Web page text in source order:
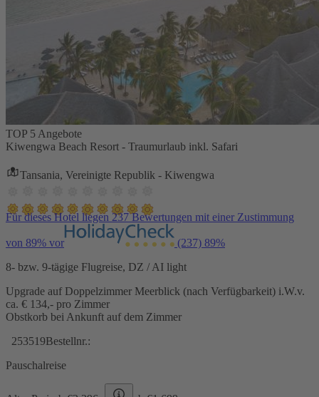
TOP 5 Angebote
Kiwengwa Beach Resort - Traumurlaub inkl. Safari
Tansania, Vereinigte Republik - Kiwengwa
Für dieses Hotel liegen 237 Bewertungen mit einer Zustimmung
von 89% vor (237) 89%
8- bzw. 9-tägige Flugreise, DZ / AI light
Upgrade auf Doppelzimmer Meerblick (nach Verfügbarkeit) i.W.v.
ca. € 134,- pro Zimmer
Obstkorb bei Ankunft auf dem Zimmer
253519Bestellnr.:
Pauschalreise